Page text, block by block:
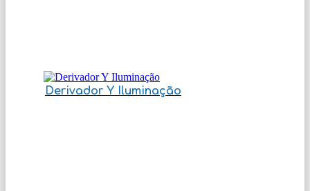
Derivador Y Iluminação